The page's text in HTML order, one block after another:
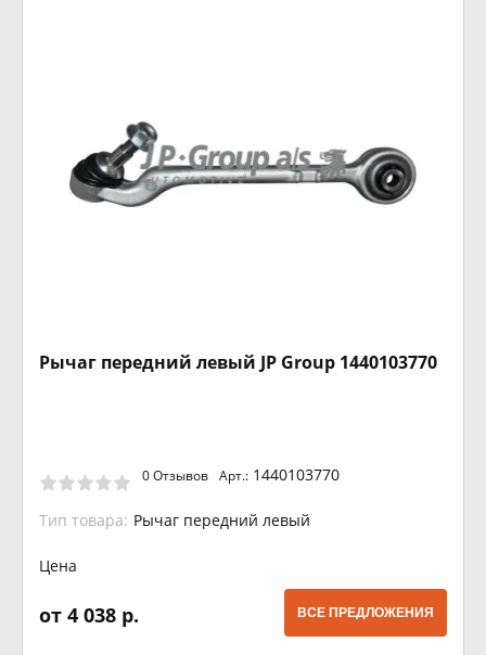
Рычаг передний левый JP Group 1440103770
0 Отзывов Арт.: 1440103770
Тип товара: Рычаг передний левый
Цена
от 4 038 р. ВСЕ ПРЕДЛОЖЕНИЯ